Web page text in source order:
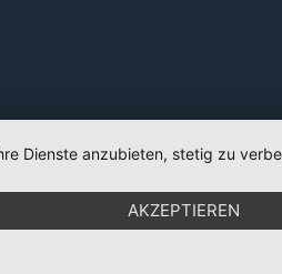
Dienste anzubieten, stetig zu
AKZEPTIEREN